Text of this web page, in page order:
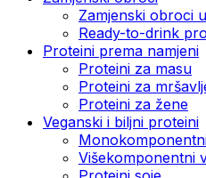
Zamjenski obroci
Ready-to-drink
Proteini prema namjeni
Proteini za masu
Proteini za
Proteini za žene
Veganski i biljni proteini
Višekomponentni